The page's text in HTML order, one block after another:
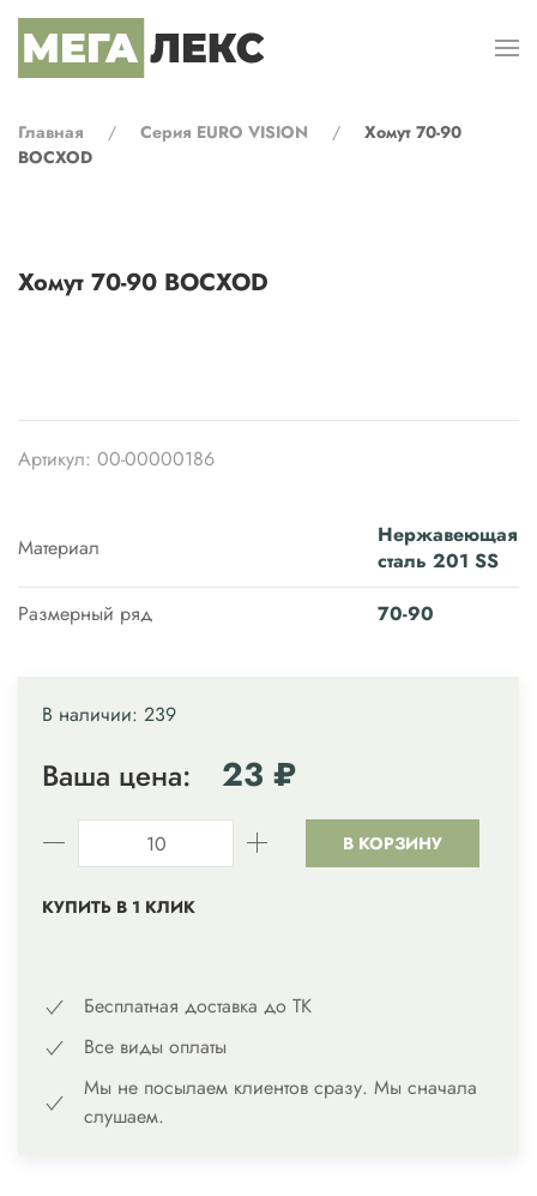
Перейти к содержимому
Главная Серия EURO VISION
Хомут 70-90
BOCXOD
Хомут 70-90 BOCXOD
Артикул: 00-00000186
Материал
Нержавеющая
сталь 201 SS
Размерный ряд
70-90
В наличии: 239
Ваша цена: 23 ₽
В КОРЗИНУ
КУПИТЬ В 1 КЛИК
Бесплатная доставка до ТК
Все виды оплаты
Мы не посылаем клиентов сразу. Мы сначала
слушаем.